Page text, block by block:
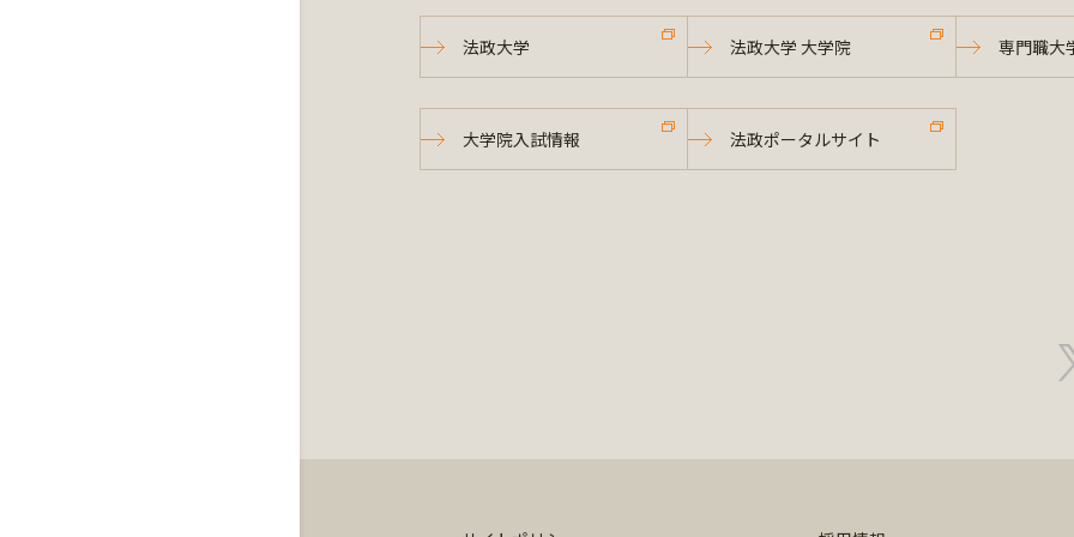
法政大学 法政大学 大学院 専門職大
大学院入試情報 法政ポータルサイト